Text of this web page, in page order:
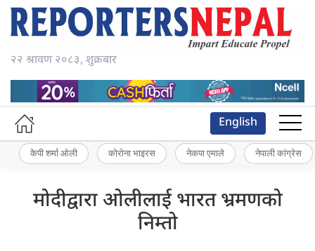
२२ श्रावण २०८३, शुक्रबार
English
केपी शर्मा ओली कोरोना भाइरस नेकपा एमाले नेपाली कांग्रेस
मोदीद्वारा ओलीलाई भारत भ्रमणको
निम्तो